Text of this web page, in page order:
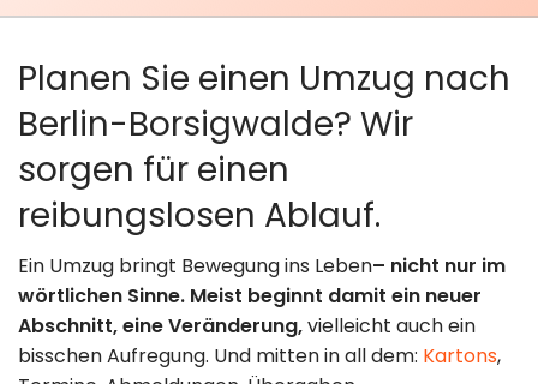
Planen Sie einen Umzug nach
Berlin-Borsigwalde? Wir
sorgen für einen
reibungslosen Ablauf.
Ein Umzug bringt Bewegung ins Leben– nicht nur im
wörtlichen Sinne. Meist beginnt damit ein neuer
Abschnitt, eine Veränderung,vielleicht auch ein
bisschen Aufregung. Und mitten in all dem: Kartons,
Logistik
Montage &
Umzugshilfe
Entrümpelung
& Lagerung
Umzugsberatung
Kontakt
Impressum
Datenschutz
030 49 00 48 23